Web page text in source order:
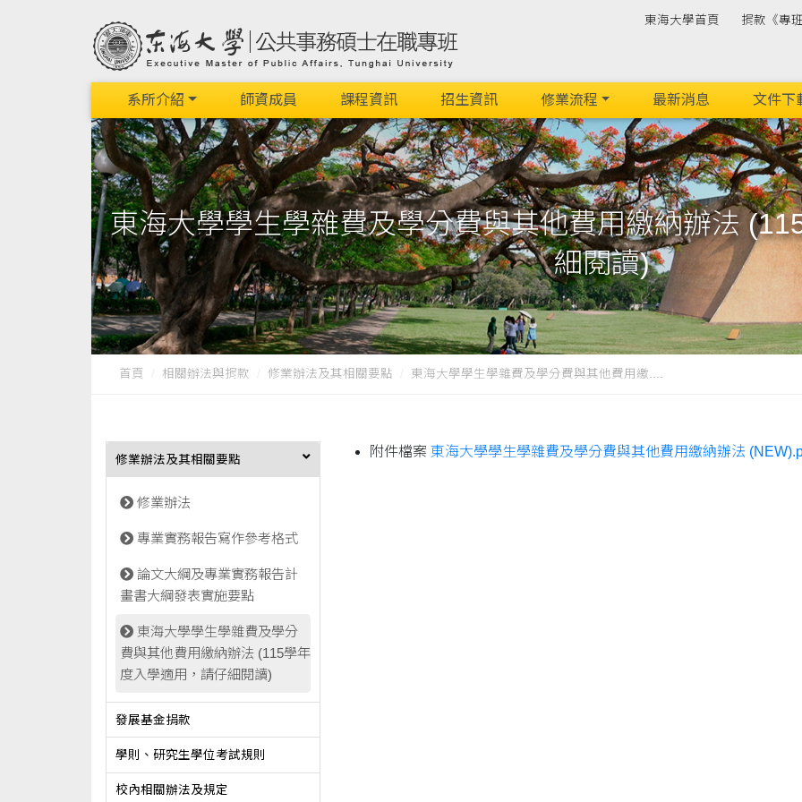
東海大學首頁 捐款《專
系所介紹 師資成員 課程資訊 招生資訊 修業流程 最新消息 文件下
東海大學學生學雜費及學分費與其他費用繳納辦法
細閱讀)
首頁 相關辦法與捐款 修業辦法及其相關要點 東海大學學生學雜費及學分費與其他費用繳....
修業辦法及其相關要點
修業辦法
專業實務報告寫作參考格式
論文大綱及專業實務報告計
畫書大綱發表實施要點
東海大學學生學雜費及學分
費與其他費用繳納辦法 (115學年
度入學適用，請仔細閱讀)
發展基金捐款
學則、研究生學位考試規則
校內相關辦法及規定
附件檔案 東海大學學生學雜費及學分費與其他費用繳納辦法